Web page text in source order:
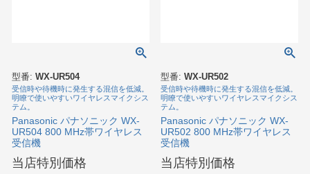
型番: WX-UR504
受信時や待機時に発生する混信を低減。
明瞭で使いやすいワイヤレスマイクシス
テム。
Panasonic パナソニック WX-
UR504 800 MHz帯ワイヤレス
受信機
当店特別価格
型番: WX-UR502
受信時や待機時に発生する混信を低減。
明瞭で使いやすいワイヤレスマイクシス
テム。
Panasonic パナソニック WX-
UR502 800 MHz帯ワイヤレス
受信機
当店特別価格